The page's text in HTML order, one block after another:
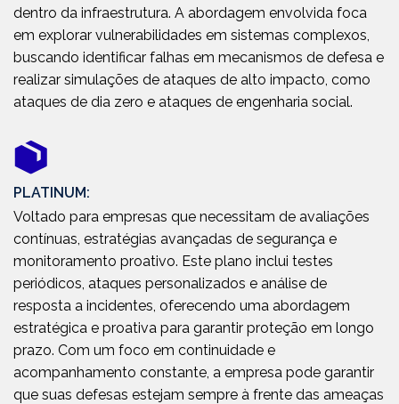
dentro da infraestrutura. A abordagem envolvida foca
em explorar vulnerabilidades em sistemas complexos,
buscando identificar falhas em mecanismos de defesa e
realizar simulações de ataques de alto impacto, como
ataques de dia zero e ataques de engenharia social.
PLATINUM:
Voltado para empresas que necessitam de avaliações
contínuas, estratégias avançadas de segurança e
monitoramento proativo. Este plano inclui testes
periódicos, ataques personalizados e análise de
resposta a incidentes, oferecendo uma abordagem
estratégica e proativa para garantir proteção em longo
prazo. Com um foco em continuidade e
acompanhamento constante, a empresa pode garantir
que suas defesas estejam sempre à frente das ameaças